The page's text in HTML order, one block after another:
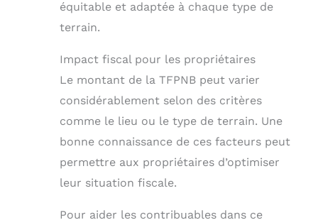
équitable et adaptée à chaque type de
terrain.
Impact fiscal pour les propriétaires
Le montant de la TFPNB peut varier
considérablement selon des critères
comme le lieu ou le type de terrain. Une
bonne connaissance de ces facteurs peut
permettre aux propriétaires d’optimiser
leur situation fiscale.
Pour aider les contribuables dans ce